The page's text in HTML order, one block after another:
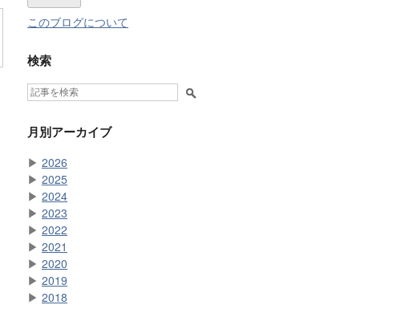
このブログについて
検索
月別アーカイブ
▶ 2026
▶ 2025
▶ 2024
▶ 2023
▶ 2022
▶ 2021
▶ 2020
▶ 2019
▶ 2018